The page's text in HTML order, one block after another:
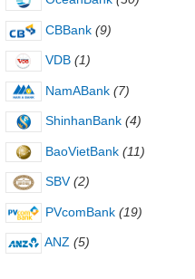
CBBank (9)
VDB (1)
NamABank (7)
ShinhanBank (4)
BaoVietBank (11)
SBV (2)
PVcomBank (19)
ANZ (5)